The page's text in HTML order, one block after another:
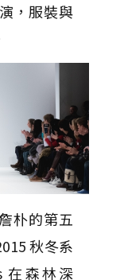
，服裝與
朴的第五
秋冬系
在森林深